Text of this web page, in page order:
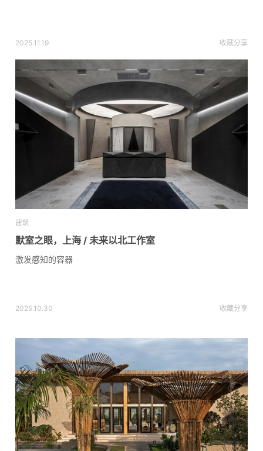
2025.11.19 收藏分享
建筑
默室之眼，上海 / 未来以北工作室
激发感知的容器
2025.10.30 收藏分享